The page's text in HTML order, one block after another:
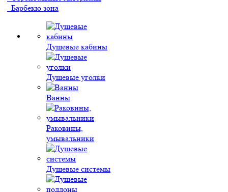
Барбекю зона
Душевые кабины
Душевые уголки
Ванны
Раковины,
умывальники
Душевые системы